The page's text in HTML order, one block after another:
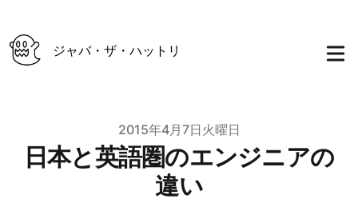
ジャバ・ザ・ハットリ
2015年4月7日火曜日
日本と英語圏のエンジニアの
違い